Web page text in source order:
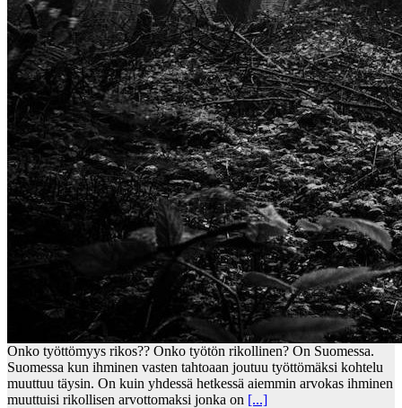
Onko työttömyys rikos?? Onko työtön rikollinen? On Suomessa.
Suomessa kun ihminen vasten tahtoaan joutuu työttömäksi kohtelu
muuttuu täysin. On kuin yhdessä hetkessä aiemmin arvokas ihminen
muuttuisi rikollisen arvottomaksi jonka on [...]